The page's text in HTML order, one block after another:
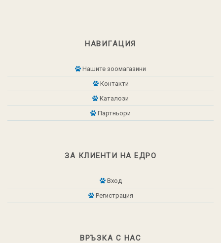
НАВИГАЦИЯ
Нашите зоомагазини
Контакти
Каталози
Партньори
ЗА КЛИЕНТИ НА ЕДРО
Вход
Регистрация
ВРЪЗКА С НАС